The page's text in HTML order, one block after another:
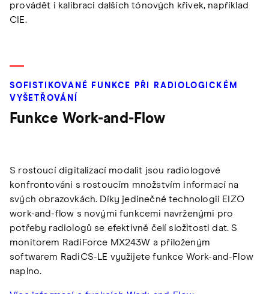
provádět i kalibraci dalších tónových křivek, například
CIE.
SOFISTIKOVANÉ FUNKCE PŘI RADIOLOGICKÉM
VYŠETŘOVÁNÍ
Funkce Work-and-Flow
S rostoucí digitalizací modalit jsou radiologové
konfrontováni s rostoucím množstvím informací na
svých obrazovkách. Díky jedinečné technologii EIZO
work-and-flow s novými funkcemi navrženými pro
potřeby radiologů se efektivně čelí složitosti dat. S
monitorem RadiForce MX243W a přiloženým
softwarem RadiCS-LE využijete funkce Work-and-Flow
naplno.